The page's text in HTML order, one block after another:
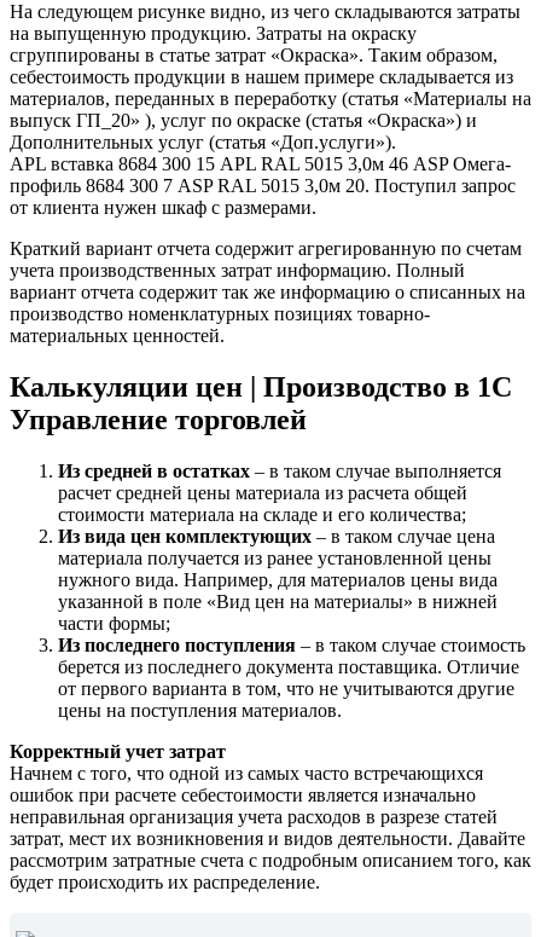
На следующем рисунке видно, из чего складываются затраты
на выпущенную продукцию. Затраты на окраску
сгруппированы в статье затрат «Окраска». Таким образом,
себестоимость продукции в нашем примере складывается из
материалов, переданных в переработку (статья «Материалы на
выпуск ГП_20» ), услуг по окраске (статья «Окраска») и
Дополнительных услуг (статья «Доп.услуги»).
APL вставка 8684 300 15 APL RAL 5015 3,0м 46 ASP Омега-
профиль 8684 300 7 ASP RAL 5015 3,0м 20. Поступил запрос
от клиента нужен шкаф с размерами.
Краткий вариант отчета содержит агрегированную по счетам
учета производственных затрат информацию. Полный
вариант отчета содержит так же информацию о списанных на
производство номенклатурных позициях товарно-
материальных ценностей.
Калькуляции цен | Производство в 1С
Управление торговлей
Из средней в остатках – в таком случае выполняется
расчет средней цены материала из расчета общей
стоимости материала на складе и его количества;
Из вида цен комплектующих – в таком случае цена
материала получается из ранее установленной цены
нужного вида. Например, для материалов цены вида
указанной в поле «Вид цен на материалы» в нижней
части формы;
Из последнего поступления – в таком случае стоимость
берется из последнего документа поставщика. Отличие
от первого варианта в том, что не учитываются другие
цены на поступления материалов.
Корректный учет затрат
Начнем с того, что одной из самых часто встречающихся
ошибок при расчете себестоимости является изначально
неправильная организация учета расходов в разрезе статей
затрат, мест их возникновения и видов деятельности. Давайте
рассмотрим затратные счета с подробным описанием того, как
будет происходить их распределение.